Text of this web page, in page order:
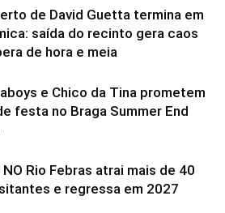
de David Guetta termina em
saída do recinto gera caos
de hora e meia
e Chico da Tina prometem
festa no Braga Summer End
Rio Febras atrai mais de 40
e regressa em 2027